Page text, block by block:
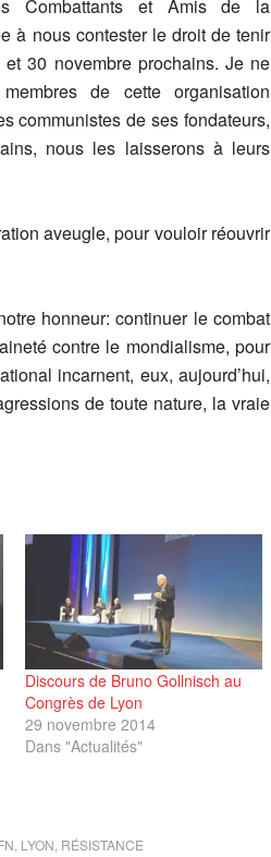
Combattants et Amis de la
à nous contester le droit de tenir
30 novembre prochains. Je ne
de cette organisation
communistes de ses fondateurs,
nous les laisserons à leurs
aveugle, pour vouloir réouvrir
honneur: continuer le combat
contre le mondialisme, pour
incarnent, eux, aujourd’hui,
de toute nature, la vraie
Discours de Bruno Gollnisch au
Congrès de Lyon
29 novembre 2014
Dans "Actualités"
LYON RÉSISTANCE